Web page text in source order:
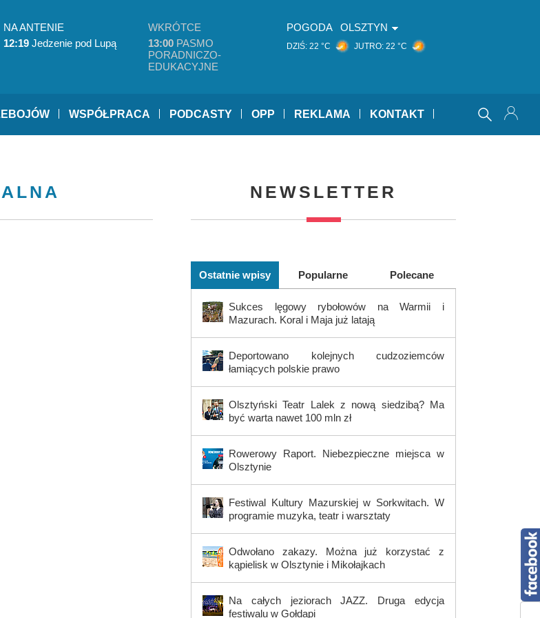
NA ANTENIE
12:19 Jedzenie pod Lupą
WKRÓTCE
13:00 PASMO
PORADNICZO-
EDUKACYJNE
POGODA OLSZTYN
DZIŚ: 22 °C JUTRO: 22 °C
WSPÓŁPRACA PODCASTY OPP REKLAMA KONTAKT
NEWSLETTER
Ostatnie wpisy Popularne Polecane
Sukces lęgowy rybołowów na Warmii i
Mazurach. Koral i Maja już latają
Deportowano kolejnych cudzoziemców
łamiących polskie prawo
Olsztyński Teatr Lalek z nową siedzibą? Ma
być warta nawet 100 mln zł
Rowerowy Raport. Niebezpieczne miejsca w
Olsztynie
Festiwal Kultury Mazurskiej w Sorkwitach. W
programie muzyka, teatr i warsztaty
Odwołano zakazy. Można już korzystać z
kąpielisk w Olsztynie i Mikołajkach
Na całych jeziorach JAZZ. Druga edycja
festiwalu w Gołdapi